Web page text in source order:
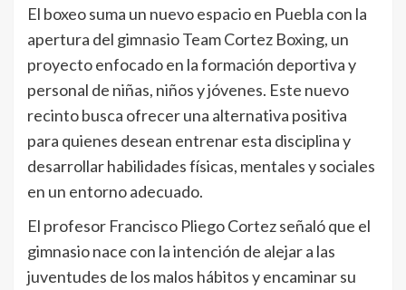
El boxeo suma un nuevo espacio en Puebla con la
apertura del gimnasio Team Cortez Boxing, un
proyecto enfocado en la formación deportiva y
personal de niñas, niños y jóvenes. Este nuevo
recinto busca ofrecer una alternativa positiva
para quienes desean entrenar esta disciplina y
desarrollar habilidades físicas, mentales y sociales
en un entorno adecuado.
El profesor Francisco Pliego Cortez señaló que el
gimnasio nace con la intención de alejar a las
juventudes de los malos hábitos y encaminar su